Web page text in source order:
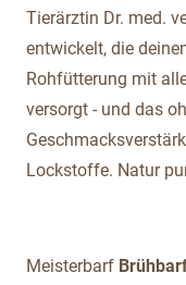
Tierärztin Dr. med.
entwickelt, die
Rohfütterung mit
versorgt - und das
Lockstoffe. Natur
Meisterbarf